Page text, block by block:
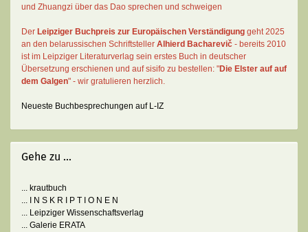
und Zhuangzi über das Dao sprechen und schweigen
Der Leipziger Buchpreis zur Europäischen Verständigung geht 2025
an den belarussischen Schriftsteller Alhierd Bacharevič - bereits 2010
ist im Leipziger Literaturverlag sein erstes Buch in deutscher
Übersetzung erschienen und auf sisifo zu bestellen: "Die Elster auf auf
dem Galgen" - wir gratulieren herzlich.
Neueste Buchbesprechungen auf L-IZ
Gehe zu ...
... krautbuch
... I N S K R I P T I O N E N
... Leipziger Wissenschaftsverlag
... Galerie ERATA